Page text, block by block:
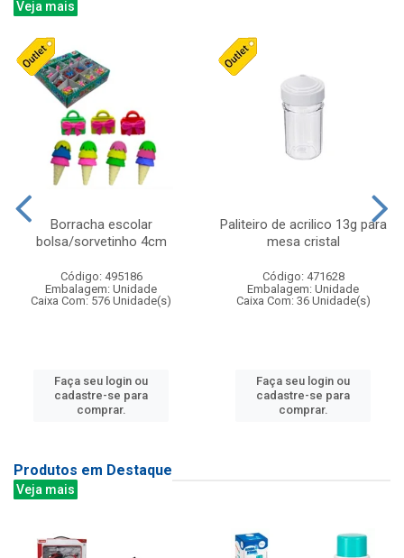
Veja mais
Borracha escolar
bolsa/sorvetinho 4cm
Código: 495186
Embalagem: Unidade
Caixa Com: 576 Unidade(s)
Faça seu login ou
cadastre-se para
comprar.
Paliteiro de acrilico 13g para
mesa cristal
Código: 471628
Embalagem: Unidade
Caixa Com: 36 Unidade(s)
Faça seu login ou
cadastre-se para
comprar.
Produtos em Destaque
Veja mais